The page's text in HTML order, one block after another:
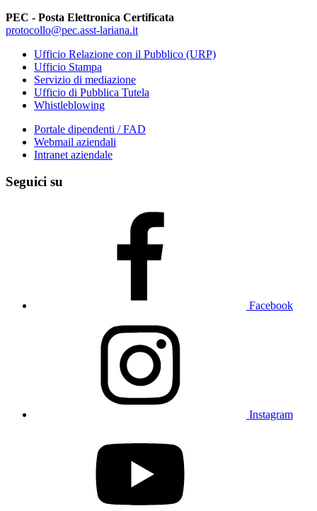
PEC - Posta Elettronica Certificata
protocollo@pec.asst-lariana.it
Ufficio Relazione con il Pubblico (URP)
Ufficio Stampa
Servizio di mediazione
Ufficio di Pubblica Tutela
Whistleblowing
Portale dipendenti / FAD
Webmail aziendali
Intranet aziendale
Seguici su
Facebook
Instagram